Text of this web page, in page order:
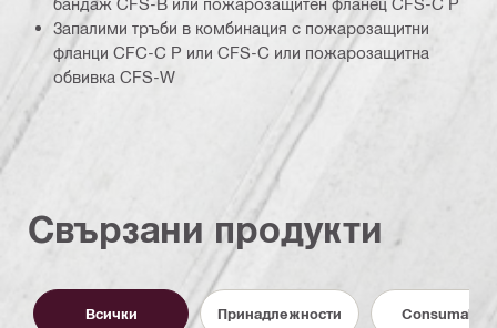
Запалими тръби в комбинация с пожарозащитни
фланци CFC-C P или CFS-C или пожарозащитна
обвивка CFS-W
Свързани продукти
Всички Принадлежности Consumables